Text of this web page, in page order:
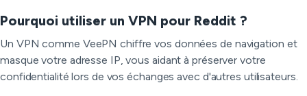
Pourquoi utiliser un VPN pour Reddit ?
Un VPN comme VeePN chiffre vos données de navigation et
masque votre adresse IP, vous aidant à préserver votre
confidentialité lors de vos échanges avec d'autres utilisateurs.